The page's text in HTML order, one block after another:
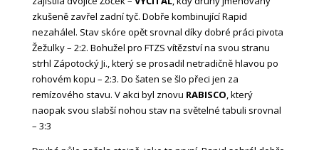
zkušeně zavřel zadní tyč. Dobře kombinující Rapid
nezahálel. Stav skóre opět srovnal díky dobré práci pivota
Žežulky – 2:2. Bohužel pro FTZS vítězství na svou stranu
strhl Zápotocký Ji., který se prosadil netradičně hlavou po
rohovém kopu – 2:3. Do šaten se šlo přeci jen za
remízového stavu. V akci byl znovu RABISCO, který
naopak svou slabší nohou stav na světelné tabuli srovnal
– 3:3